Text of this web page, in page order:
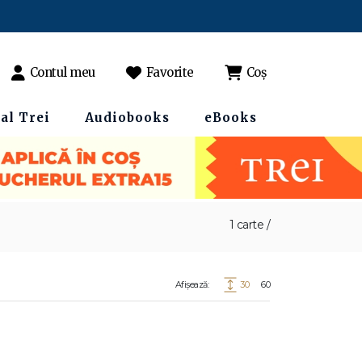
Contul meu Favorite Coș
Trei Audiobooks eBooks
1 carte /
Afișează: 30 60